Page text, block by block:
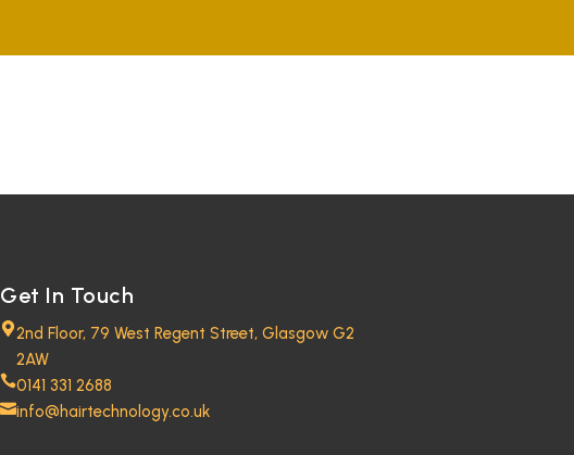
Get In Touch
2nd Floor, 79 West Regent Street, Glasgow G2
2AW
0141 331 2688
info@hairtechnology.co.uk